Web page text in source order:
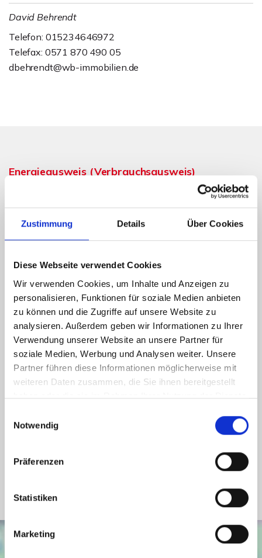
Zustimmung Details Über Cookies
Diese Webseite verwendet Cookies
Wir verwenden Cookies, um Inhalte und Anzeigen zu
personalisieren, Funktionen für soziale Medien anbieten
zu können und die Zugriffe auf unsere Website zu
analysieren. Außerdem geben wir Informationen zu Ihrer
Verwendung unserer Website an unsere Partner für
soziale Medien, Werbung und Analysen weiter. Unsere
Partner führen diese Informationen möglicherweise mit
weiteren Daten zusammen, die Sie ihnen bereitgestellt
haben oder die sie im Rahmen Ihrer Nutzung der Dienste
Notwendig
Präferenzen
Statistiken
Marketing
David Behrendt
Telefon: 015234646972
Telefax: 0571 870 490 05
dbehrendt@wb-immobilien.de
Energieausweis (Verbrauchsausweis)
74,60 kWh / (m²*a)
Weitere Informationen
Wesentlicher Energieträger
Strom
Energieausweis Ausstelldatum
2021-12-18
Energieausweis gültig bis
17.12.2031
Energieausweis Jahrgang
ab dem 1.5.2014
Energieausweis Werteklasse
Energieausweis Gebäudeart
Wohngebäude